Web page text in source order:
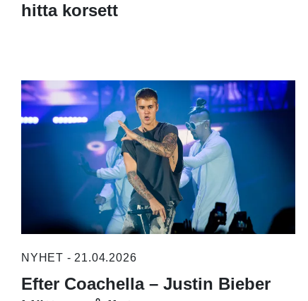
hitta korsett
NYHET - 21.04.2026
Efter Coachella – Justin Bieber